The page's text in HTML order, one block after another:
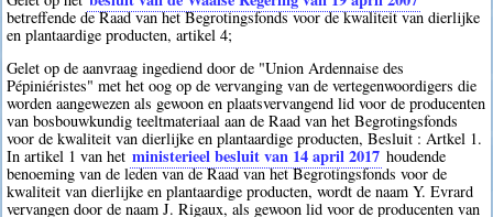
betreffende de Raad van het Begrotingsfonds voor de kwaliteit van dierlijke
en plantaardige producten, artikel 4;
Gelet op de aanvraag ingediend door de "Union Ardennaise des
Pépiniéristes" met het oog op de vervanging van de vertegenwoordigers die
worden aangewezen als gewoon en plaatsvervangend lid voor de producenten
van bosbouwkundig teeltmateriaal aan de Raad van het Begrotingsfonds
voor de kwaliteit van dierlijke en plantaardige producten, Besluit : Artkel 1.
In artikel 1 van het ministerieel besluit van 14 april 2017 houdende
benoeming van de leden van de Raad van het Begrotingsfonds voor de
kwaliteit van dierlijke en plantaardige producten, wordt de naam Y. Evrard
vervangen door de naam J. Rigaux, als gewoon lid voor de producenten van